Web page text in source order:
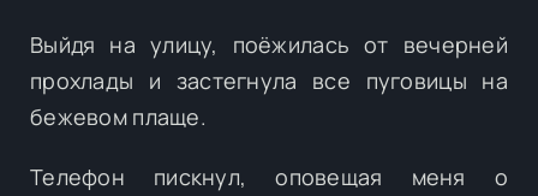
Выйдя на улицу, поёжилась от вечерней
прохлады и застегнула все пуговицы на
бежевом плаще.
Телефон пискнул, оповещая меня о